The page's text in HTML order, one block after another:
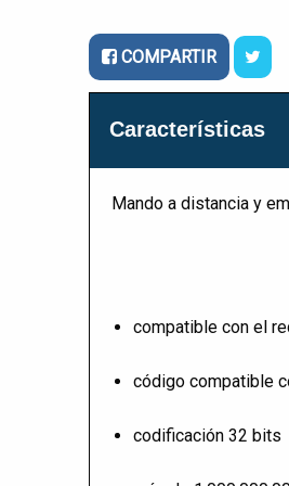
COMPARTIR
Características
Mando a distancia y
compatible con el
código compatible
codificación 32 bits